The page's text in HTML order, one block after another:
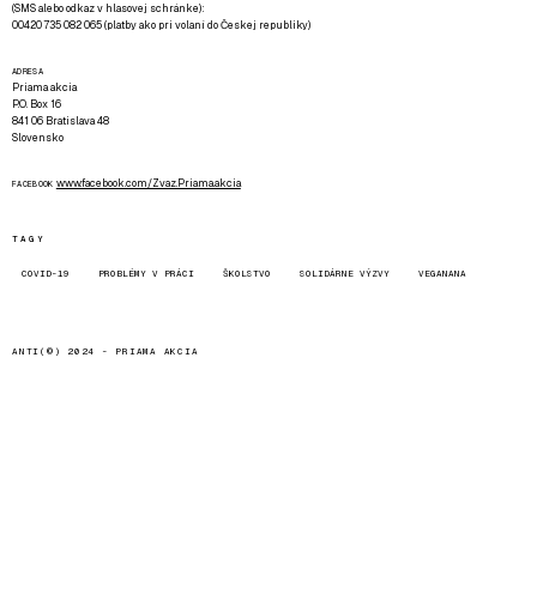
(SMS alebo odkaz v hlasovej schránke):
00420 735 082 065 (platby ako pri volaní do Českej republiky)
ADRESA
Priama akcia
P.O. Box 16
841 06 Bratislava 48
Slovensko
FACEBOOK www.facebook.com/Zvaz.Priama.akcia
TAGY
COVID-19 PROBLÉMY V PRÁCI ŠKOLSTVO SOLIDÁRNE VÝZVY VEGANANA
ANTI(©) 2024 - PRIAMA AKCIA